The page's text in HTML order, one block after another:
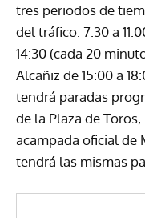
tres periodos de
del tráfico: 7:30 a
14:30 (cada 20
Alcañiz de 15:00 a
tendrá paradas
de la Plaza de
acampada oficial de
tendrá las mismas